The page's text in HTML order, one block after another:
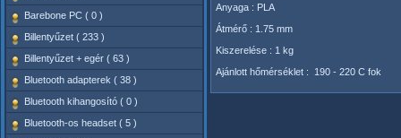
Barebone PC ( 0 )
Billentyűzet ( 233 )
Billentyűzet + egér ( 63 )
Bluetooth adapterek ( 38 )
Bluetooth kihangosító ( 0 )
Bluetooth-os headset ( 5 )
Anyaga : PLA
Átmérő : 1.75 mm
Kiszerelése : 1 kg
Ajánlott hőmérséklet : 190 - 220 C fok